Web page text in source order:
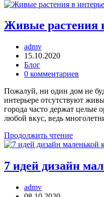
Живые растения
admv
15.10.2020
Блог
0 комментариев
Пожалуй, ни один дом не
интерьере отсутствуют
города часто держат целые
любой вкус, ведь
Продолжить чтение
7 идей дизайн
admv